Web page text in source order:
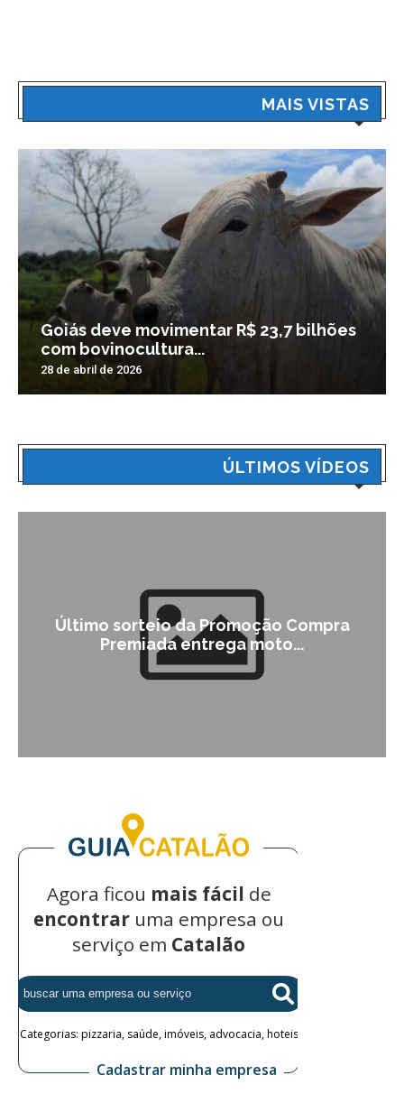
MAIS VISTAS
Goiás deve movimentar R$ 23,7 bilhões
com bovinocultura...
28 de abril de 2026
ÚLTIMOS VÍDEOS
Último sorteio da Promoção Compra
Premiada entrega moto...